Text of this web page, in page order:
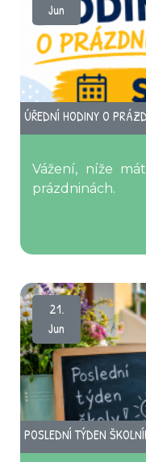
Jun
ÚŘEDNÍ HODINY O
Vážení, níže
prázdninách.
21.
Jun
POSLEDNÍ TÝDEN